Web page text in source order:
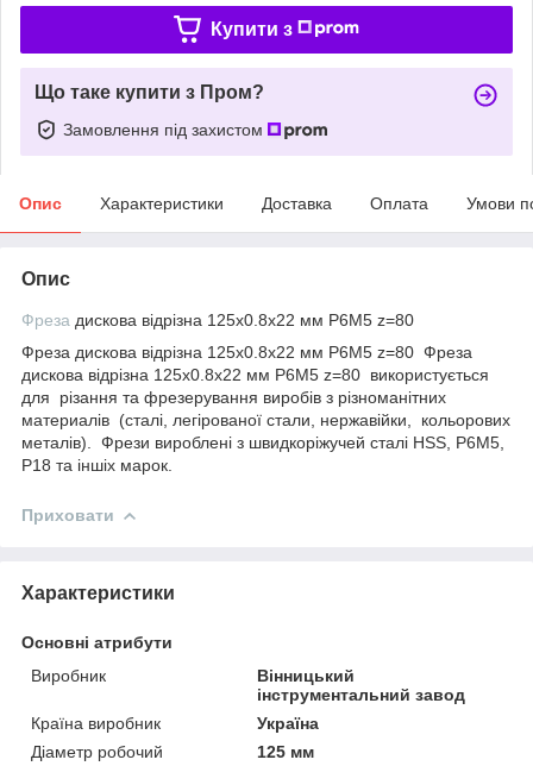
Купити з
Що таке купити з Пром?
Замовлення під захистом
Опис Характеристики Доставка Оплата Умови
Опис
Фреза дискова відрізна 125х0.8x22 мм Р6М5 z=80
Фреза дискова відрізна 125х0.8x22 мм Р6М5 z=80 Фреза
дискова відрізна 125х0.8x22 мм Р6М5 z=80 використується
для різання та фрезерування виробів з різноманітних
материалів (сталі, легірованої стали, нержавійки, кольорових
металів). Фрези вироблені з швидкоріжучей сталі HSS, Р6М5,
Р18 та іншіх марок.
Приховати
Характеристики
Основні атрибути
Виробник
Вінницький
інструментальний завод
Країна виробник
Україна
Діаметр робочий
125 мм